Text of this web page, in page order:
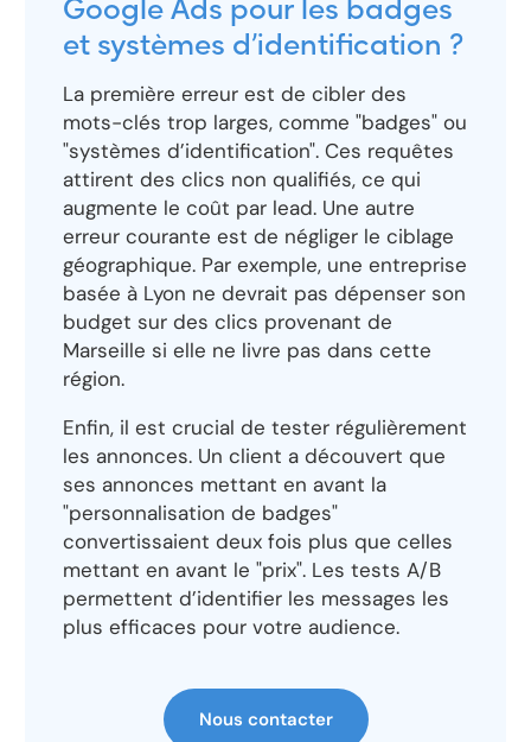
Google Ads pour les badges
et systèmes d’identification ?
La première erreur est de cibler des
mots-clés trop larges, comme "badges" ou
"systèmes d’identification". Ces requêtes
attirent des clics non qualifiés, ce qui
augmente le coût par lead. Une autre
erreur courante est de négliger le ciblage
géographique. Par exemple, une entreprise
basée à Lyon ne devrait pas dépenser son
budget sur des clics provenant de
Marseille si elle ne livre pas dans cette
région.
Enfin, il est crucial de tester régulièrement
les annonces. Un client a découvert que
ses annonces mettant en avant la
"personnalisation de badges"
convertissaient deux fois plus que celles
mettant en avant le "prix". Les tests A/B
permettent d’identifier les messages les
plus efficaces pour votre audience.
Nous contacter